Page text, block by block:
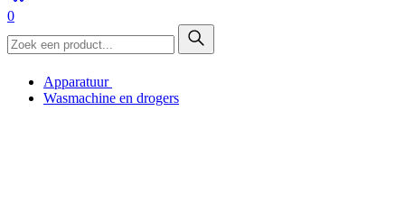
0
Apparatuur
Wasmachine en drogers